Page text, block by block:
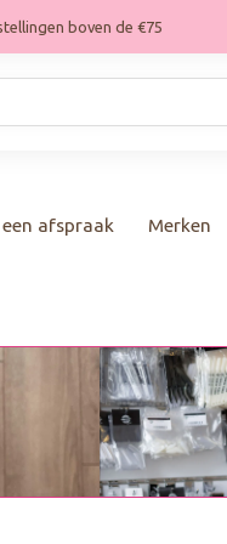
boven de €75
een afspraak Merken